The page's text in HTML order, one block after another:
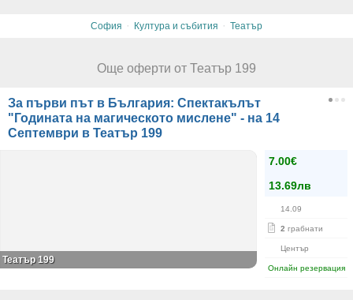
София · Култура и събития · Театър
Още оферти от Театър 199
За първи път в България: Спектакълът
"Годината на магическото мислене" - на 14
Септември в Театър 199
7.00€
13.69лв
14.09
2 грабнати
Център
Онлайн резервация
Театър 199